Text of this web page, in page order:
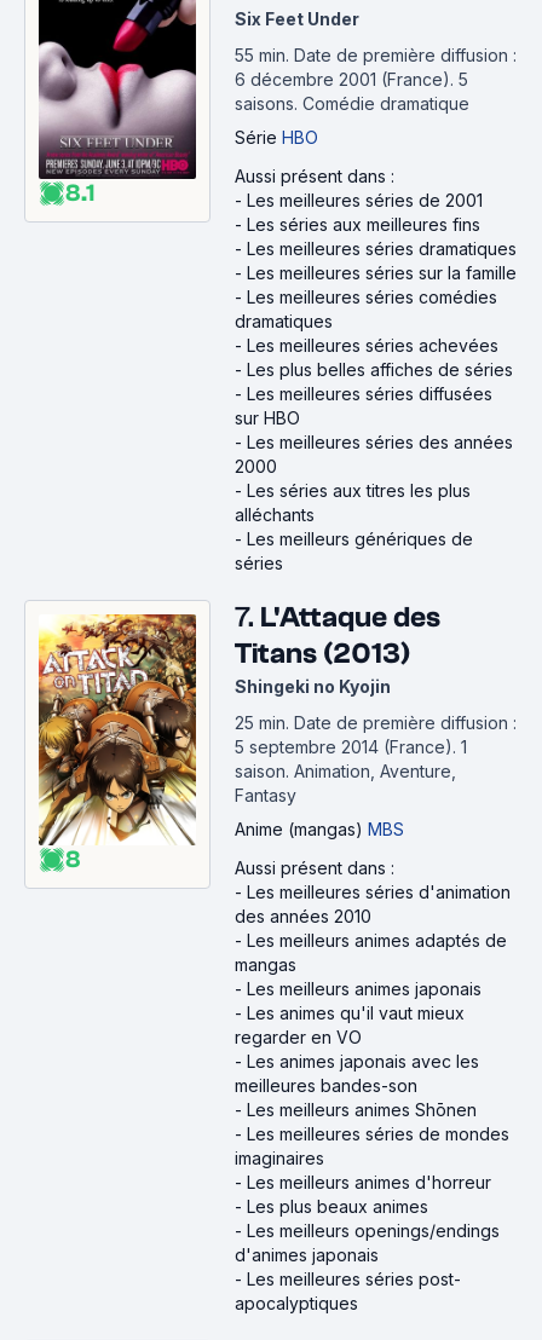
8.1
Six Feet Under
55 min. Date de première diffusion :
6 décembre 2001 (France). 5
saisons. Comédie dramatique
Série HBO
Aussi présent dans :
- Les meilleures séries de 2001
- Les séries aux meilleures fins
- Les meilleures séries dramatiques
- Les meilleures séries sur la famille
- Les meilleures séries comédies
dramatiques
- Les meilleures séries achevées
- Les plus belles affiches de séries
- Les meilleures séries diffusées
sur HBO
- Les meilleures séries des années
2000
- Les séries aux titres les plus
alléchants
- Les meilleurs génériques de
séries
8
7. L'Attaque des
Titans (2013)
Shingeki no Kyojin
25 min. Date de première diffusion :
5 septembre 2014 (France). 1
saison. Animation, Aventure,
Fantasy
Anime (mangas) MBS
Aussi présent dans :
- Les meilleures séries d'animation
des années 2010
- Les meilleurs animes adaptés de
mangas
- Les meilleurs animes japonais
- Les animes qu'il vaut mieux
regarder en VO
- Les animes japonais avec les
meilleures bandes-son
- Les meilleurs animes Shōnen
- Les meilleures séries de mondes
imaginaires
- Les meilleurs animes d'horreur
- Les plus beaux animes
- Les meilleurs openings/endings
d'animes japonais
- Les meilleures séries post-
apocalyptiques